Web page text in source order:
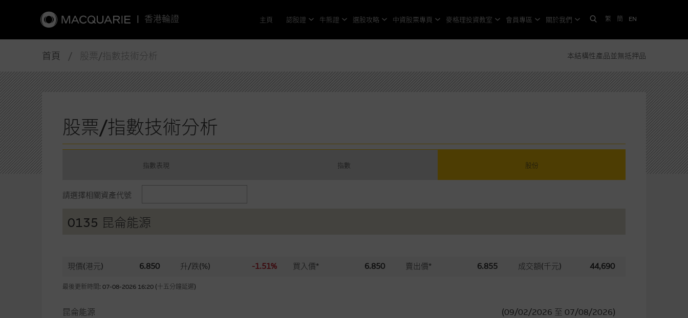
| 香港輪證 主頁 認股證 牛熊證 選股攻略 中資股票專頁 麥格理投資教室 會員專區 關於我們 繁 簡 EN
首頁 / 股票/指數技術分析 本結構性產品並無抵押品
股票/指數技術分析
指數表現 指數 股份
請選擇相關資產代號
0135 昆侖能源
現價(港元) 6.850 升/跌(%) -1.51% 買入價* 6.850 賣出價* 6.855 成交額(千元) 44,690
最後更新時間: 07-08-2026 16:20 (十五分鐘延遲)
昆侖能源 (09/02/2026 至 07/08/2026)